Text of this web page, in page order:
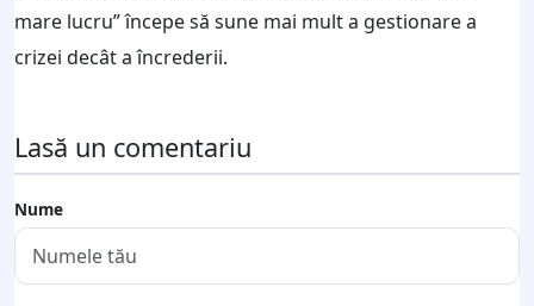
mare lucru” începe să sune mai mult a gestionare a
crizei decât a încrederii.
Lasă un comentariu
Nume